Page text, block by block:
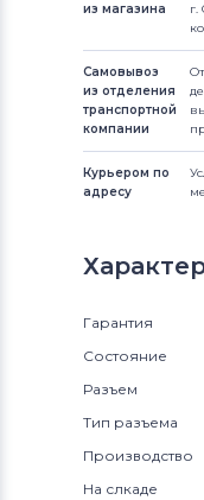
из магазина
г.
Самовывоз
из отделения
транспортной
компании
Курьером по
адресу
Гарантия
Состояние
Разъем
Тип разъема
Производство
На слкаде